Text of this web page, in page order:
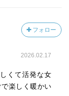
フォロー
2026.02.17
くて活発な女
楽しく暖かい